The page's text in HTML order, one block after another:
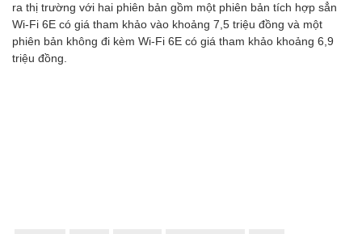
ra thị trường với hai phiên bản gồm một phiên bản tích hợp sẳn
Wi-Fi 6E có giá tham khảo vào khoảng 7,5 triệu đồng và một
phiên bản không đi kèm Wi-Fi 6E có giá tham khảo khoảng 6,9
triệu đồng.